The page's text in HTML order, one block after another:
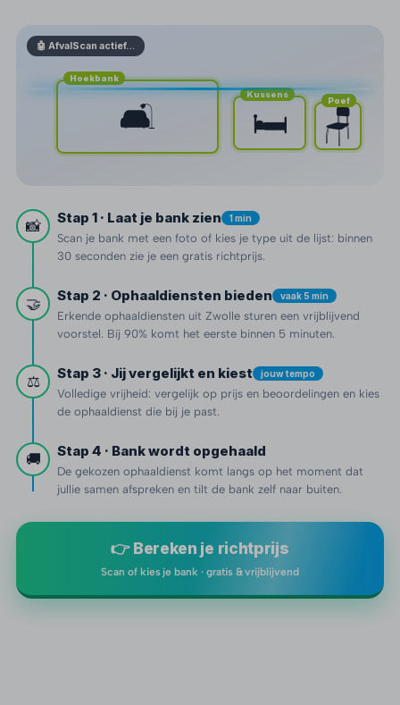
🤖 AfvalScan actief…
Hoekbank
🛋️
Kussens
🛏️
Poef
🪑
📸 Stap 1 · Laat je bank zien 1 min
Scan je bank met een foto of kies je type uit de lijst: binnen
30 seconden zie je een gratis richtprijs.
🤝 Stap 2 · Ophaaldiensten bieden vaak 5 min
Erkende ophaaldiensten uit Zwolle sturen een vrijblijvend
voorstel. Bij 90% komt het eerste binnen 5 minuten.
⚖️ Stap 3 · Jij vergelijkt en kiest jouw tempo
Volledige vrijheid: vergelijk op prijs en beoordelingen en kies
de ophaaldienst die bij je past.
🚚 Stap 4 · Bank wordt opgehaald
De gekozen ophaaldienst komt langs op het moment dat
jullie samen afspreken en tilt de bank zelf naar buiten.
👉 Bereken je richtprijs
Scan of kies je bank · gratis & vrijblijvend